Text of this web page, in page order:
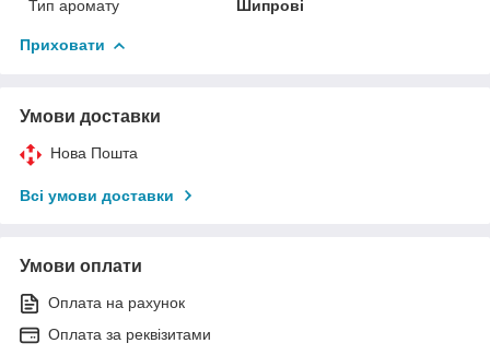
Тип аромату
Шипрові
Приховати
Умови доставки
Нова Пошта
Всі умови доставки
Умови оплати
Оплата на рахунок
Оплата за реквізитами